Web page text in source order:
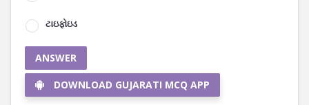
ટાઇફોઇડ
ANSWER
DOWNLOAD GUJARATI MCQ APP